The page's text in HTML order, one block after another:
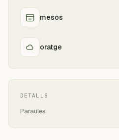
mesos
oratge
DETALLS
Paraules